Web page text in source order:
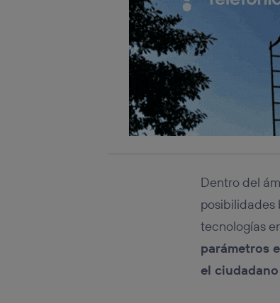
Dentro del
posibilidades
tecnologías
parámetros
el